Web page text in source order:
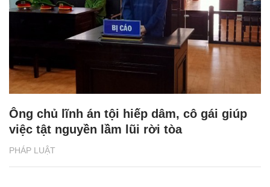
PHÁP LUẬT
Ông chủ lĩnh án tội hiếp dâm, cô gái giúp
việc tật nguyền lầm lũi rời tòa